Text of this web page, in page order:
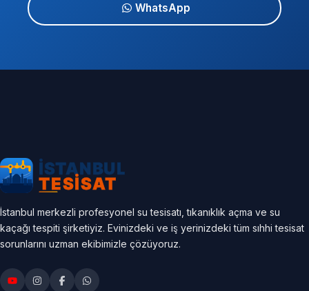
WhatsApp
İstanbul merkezli profesyonel su tesisatı, tıkanıklık açma ve su
kaçağı tespiti şirketiyiz. Evinizdeki ve iş yerinizdeki tüm sıhhi tesisat
sorunlarını uzman ekibimizle çözüyoruz.